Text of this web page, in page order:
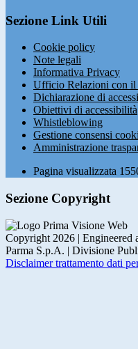
Sezione Link Utili
Cookie policy
Note legali
Informativa Privacy
Ufficio Relazioni con il
Dichiarazione di
Obiettivi di accessibilità
Whistleblowing
Gestione consensi
Amministrazione
Pagina visualizzata
Sezione Copyright
Copyright 2026 | Engineered
Parma S.p.A. | Divisione
Disclaimer trattamento dati